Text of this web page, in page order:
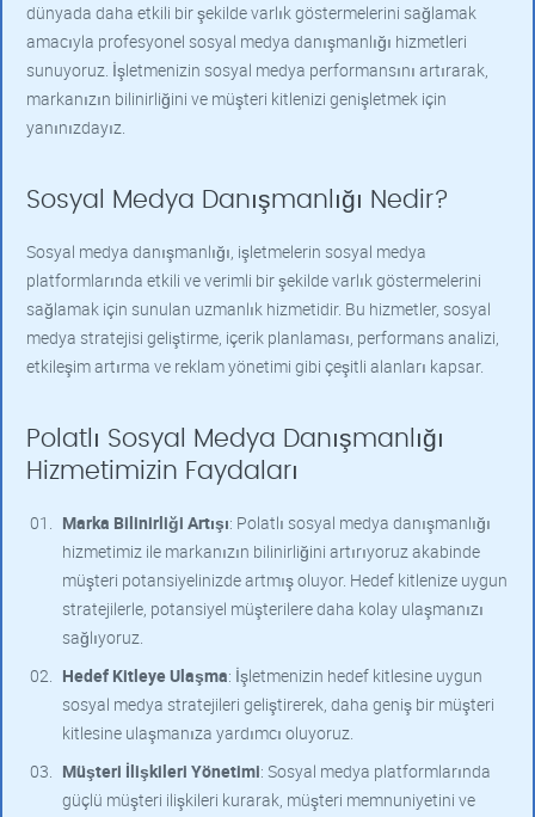
dünyada daha etkili bir şekilde varlık göstermelerini sağlamak
amacıyla profesyonel sosyal medya danışmanlığı hizmetleri
sunuyoruz. İşletmenizin sosyal medya performansını artırarak,
markanızın bilinirliğini ve müşteri kitlenizi genişletmek için
yanınızdayız.
Sosyal Medya Danışmanlığı Nedir?
Sosyal medya danışmanlığı, işletmelerin sosyal medya
platformlarında etkili ve verimli bir şekilde varlık göstermelerini
sağlamak için sunulan uzmanlık hizmetidir. Bu hizmetler, sosyal
medya stratejisi geliştirme, içerik planlaması, performans analizi,
etkileşim artırma ve reklam yönetimi gibi çeşitli alanları kapsar.
Polatlı Sosyal Medya Danışmanlığı
Hizmetimizin Faydaları
Marka Bilinirliği Artışı: Polatlı sosyal medya danışmanlığı
hizmetimiz ile markanızın bilinirliğini artırıyoruz akabinde
müşteri potansiyelinizde artmış oluyor. Hedef kitlenize uygun
stratejilerle, potansiyel müşterilere daha kolay ulaşmanızı
sağlıyoruz.
Hedef Kitleye Ulaşma: İşletmenizin hedef kitlesine uygun
sosyal medya stratejileri geliştirerek, daha geniş bir müşteri
kitlesine ulaşmanıza yardımcı oluyoruz.
Müşteri İlişkileri Yönetimi: Sosyal medya platformlarında
güçlü müşteri ilişkileri kurarak, müşteri memnuniyetini ve